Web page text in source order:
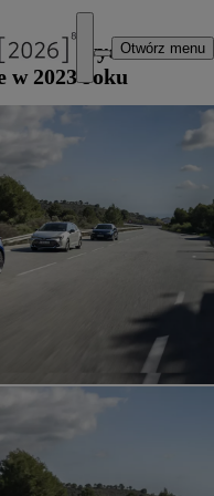
Otwórz menu
osobowych
w 2023 roku